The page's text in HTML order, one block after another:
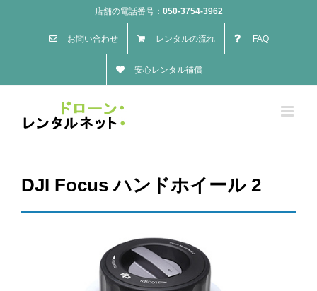
店舗の電話番号： 050-3754-3962
お問い合わせ レンタルの流れ FAQ
安心レンタル補償
DJI Focus ハンドホイール 2